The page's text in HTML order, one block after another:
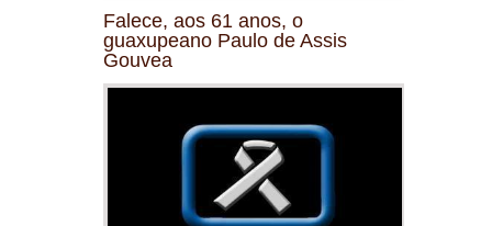
Falece, aos 61 anos, o
guaxupeano Paulo de Assis
Gouvea